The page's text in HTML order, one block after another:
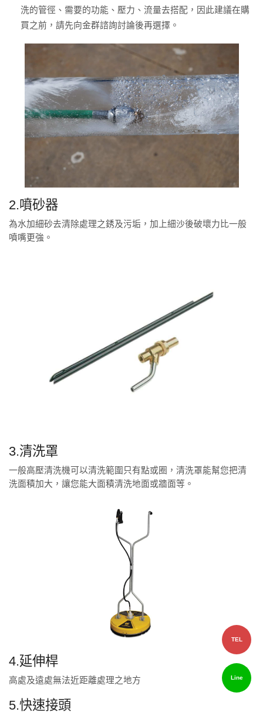
洗的管徑、需要的功能、壓力、流量去搭配，因此建議在購
買之前，請先向金群諮詢討論後再選擇。
2.噴砂器
為水加細砂去清除處理之銹及污垢，加上細沙後破壞力比一般
噴嘴更強。
3.清洗罩
一般高壓清洗機可以清洗範圍只有點或圈，清洗罩能幫您把清
洗面積加大，讓您能大面積清洗地面或牆面等。
4.延伸桿
高處及遠處無法近距離處理之地方
5.快速接頭
TEL
Line